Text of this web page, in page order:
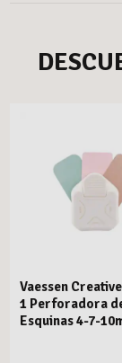
Vaessen
1 Perforadora
Esquinas 4-7-